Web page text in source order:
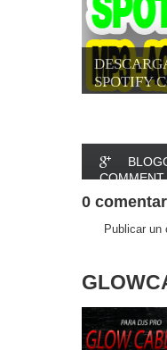
SPOTIFY
COMMENT
0
Publicar un